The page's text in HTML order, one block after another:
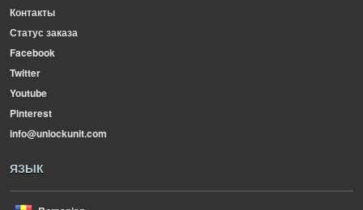
Контакты
Статус заказа
Facebook
Twitter
Youtube
Pinterest
info@unlockunit.com
ЯЗЫК